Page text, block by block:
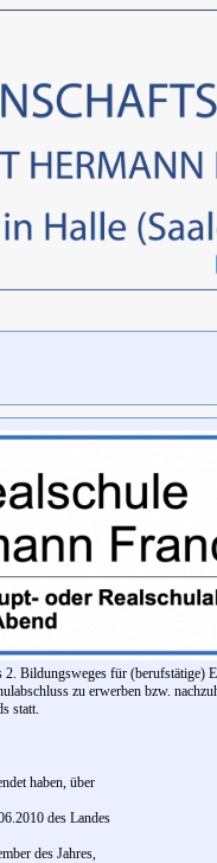
Bildungsweges für (berufstätige)
zu erwerben bzw.
statt.
haben, über
des Landes
des Jahres,